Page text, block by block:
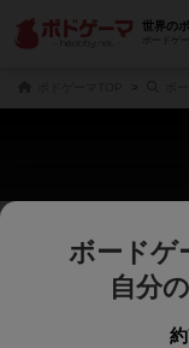
世界の
ボードゲ
じっ
商品名、商品説明
ボードゲ
自分